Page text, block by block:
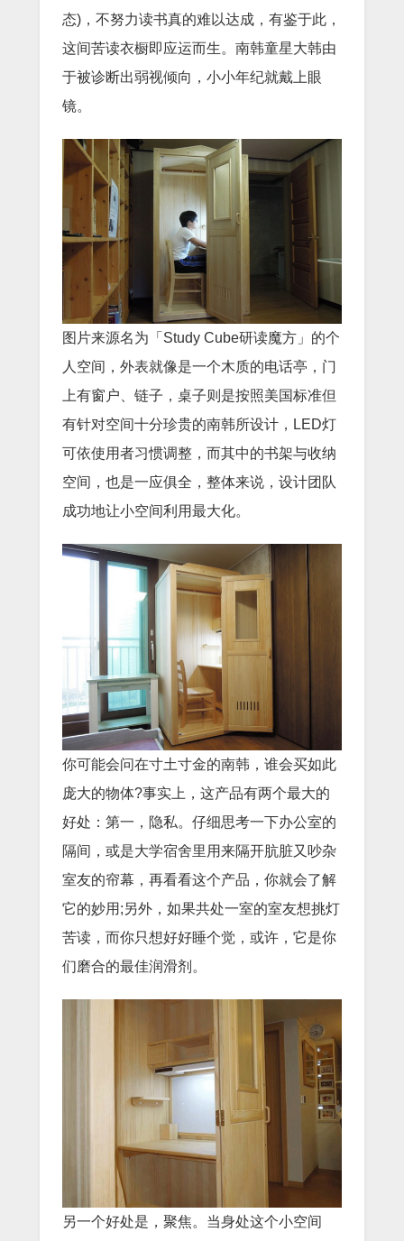
态)，不努力读书真的难以达成，有鉴于此，
这间苦读衣橱即应运而生。南韩童星大韩由
于被诊断出弱视倾向，小小年纪就戴上眼
镜。
图片来源名为「Study Cube研读魔方」的个
人空间，外表就像是一个木质的电话亭，门
上有窗户、链子，桌子则是按照美国标准但
有针对空间十分珍贵的南韩所设计，LED灯
可依使用者习惯调整，而其中的书架与收纳
空间，也是一应俱全，整体来说，设计团队
成功地让小空间利用最大化。
你可能会问在寸土寸金的南韩，谁会买如此
庞大的物体?事实上，这产品有两个最大的
好处：第一，隐私。仔细思考一下办公室的
隔间，或是大学宿舍里用来隔开肮脏又吵杂
室友的帘幕，再看看这个产品，你就会了解
它的妙用;另外，如果共处一室的室友想挑灯
苦读，而你只想好好睡个觉，或许，它是你
们磨合的最佳润滑剂。
另一个好处是，聚焦。当身处这个小空间